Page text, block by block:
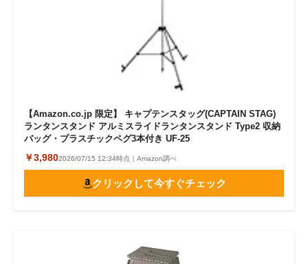
【Amazon.co.jp 限定】 キャプテンスタッグ(CAPTAIN STAG)
ランタンスタンド アルミスライドランタンスタンド Type2 収納
バッグ・プラスチックペグ3本付き UF-25
￥3,9802026/07/15 12:34時点｜Amazon調べ
クリックして今すぐチェック